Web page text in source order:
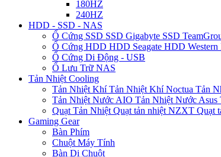
180HZ
240HZ
HDD - SSD - NAS
Ổ Cứng SSD SSD Gigabyte SSD
Ổ Cứng HDD HDD Seagate HDD Western
Ổ Cứng Di Động - USB
Ổ Lưu Trữ NAS
Tản Nhiệt Cooling
Tản Nhiệt KhíTản Nhiệt Khí Noctua Tản
Tản Nhiệt Nước AIO Tản Nhiệt Nước Asus
Quạt Tản Nhiệt Quạt tản nhiệt NZXT Quạt
Gaming Gear
Bàn Phím
Chuột Máy Tính
Bàn Di Chuột